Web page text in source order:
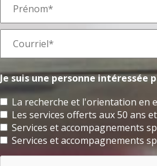
Je suis une personne intéressée
La recherche et l'orientation en
Les services offerts aux 50 ans
Services et accompagnements
Services et accompagnements